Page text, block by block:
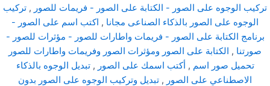
تركيب الوجوه على الصور - الكتابة على الصور - فريمات للصور , تركيب
الوجوه على الصور بالذكاء الصناعى مجانا , اكتب اسم على الصور -
برنامج الكتابة على الصور - فريمات واطارات للصور - مؤثرات للصور -
صورتنا , الكتابة على الصور ومؤثرات الصور وفريمات واطارات للصور
تحميل صور اسم , أكتب اسمك على الصور ,تبديل الوجوه بالذكاء
الاصطناعي على الصور , تبديل وتركيب الوجوه على الصور بدون